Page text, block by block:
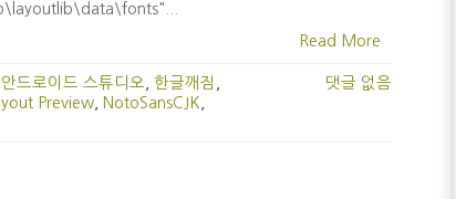
Read More
안드로이드 스튜디오 한글깨짐
Preview NotoSansCJK
댓글 없음